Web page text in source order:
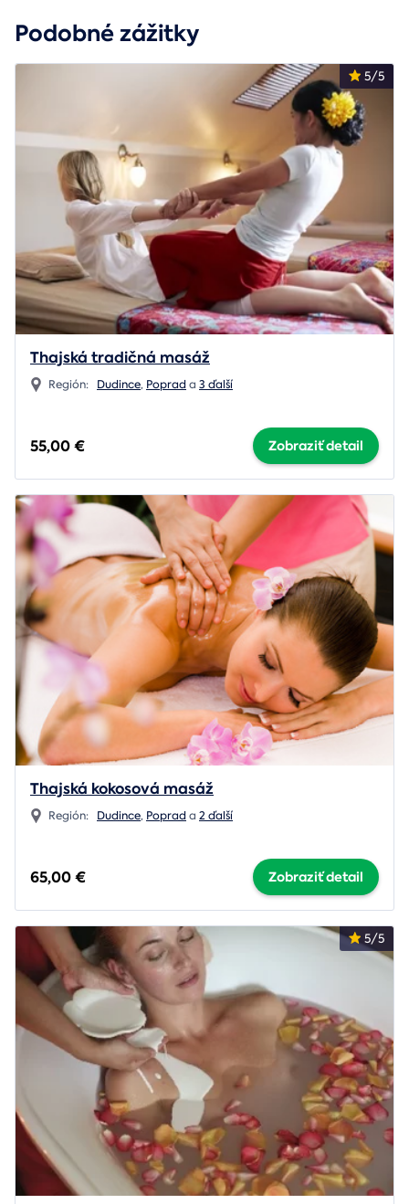
Podobné zážitky
5/5
Thajská tradičná masáž
Región: Dudince, Poprada 3 ďalší
55,00 € Zobraziť detail
Thajská kokosová masáž
Región: Dudince, Poprada 2 ďalší
65,00 € Zobraziť detail
5/5